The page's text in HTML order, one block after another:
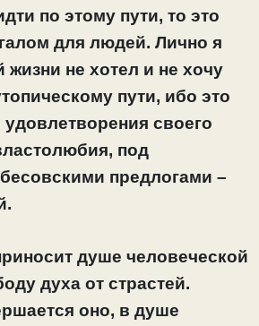
по этому пути, то это
для людей. Лично я
жизни не хотел и не хочу
пути, ибо это
удовлетворения своего
под
предлогами –
душе человеческой
духа от страстей.
оно, в душе